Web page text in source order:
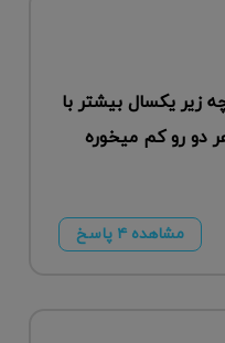
زير يكسال بيشتر با
دو رو كم ميخوره
مشاهده ۴ پاسخ